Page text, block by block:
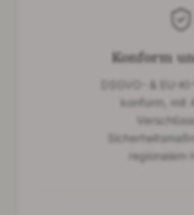
Konform
DSGVO- & EU-
konform, mit
regionalem